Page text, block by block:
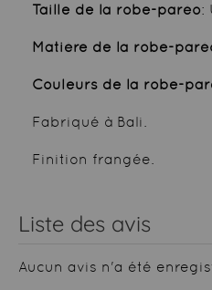
Taille de la robe-paréo:
Matière de la robe-
Couleurs de la robe-
Fabriqué à Bali.
Finition frangée.
Liste des avis
Aucun avis n'a été